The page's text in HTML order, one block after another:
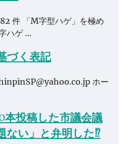
件 「M字型ハゲ」を極め
ハゲ …
づく表記
ホー
投稿した市議会議
ない」と弁明した⁉